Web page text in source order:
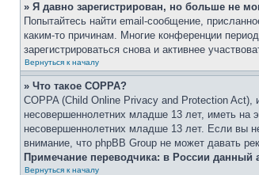
» Я давно зарегистрирован, но больше не
Попытайтесь найти email-сообщение,
каким-то причинам. Многие конференции
зарегистрироваться снова и активнее
Вернуться к началу
» Что такое COPPA?
COPPA (Child Online Privacy and Protection
несовершеннолетних младше 13 лет, иметь на
несовершеннолетних младше 13 лет. Если вы
внимание, что phpBB Group не может давать
Примечание переводчика: в России данный
Вернуться к началу